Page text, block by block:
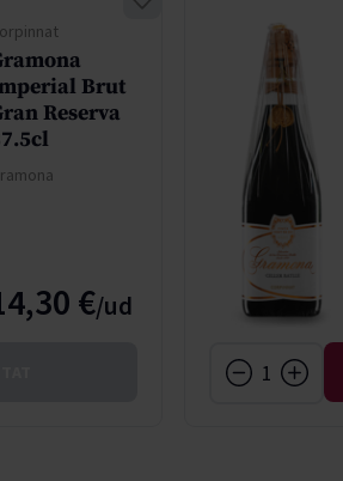
Brut
Reserva
€